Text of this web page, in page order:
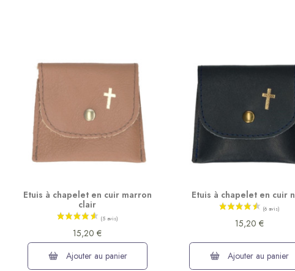
Etuis à chapelet en cuir marron
clair
15,20 €
Ajouter au panier
Etuis à chapelet en cuir
15,20 €
Ajouter au panier